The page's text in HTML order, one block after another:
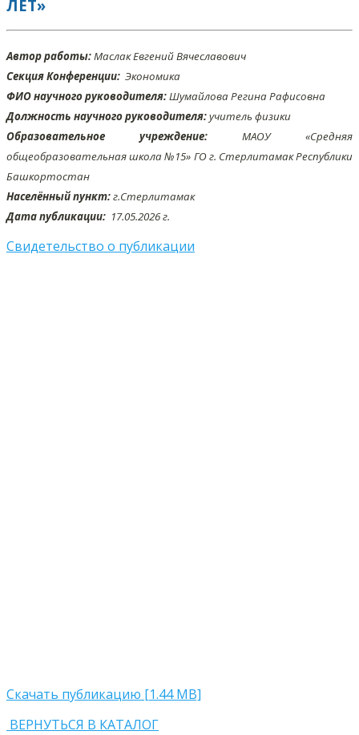
ЛЕТ»
Автор работы:Маслак Евгений Вячеславович
Секция Конференции: Экономика
ФИО научного руководителя:Шумайлова Регина Рафисовна
Должность научного руководителя:учитель физики
Образовательное учреждение: МАОУ «Средняя
общеобразовательная школа №15» ГО г. Стерлитамак Республики
Башкортостан
Населённый пункт:г.Стерлитамак
Дата публикации: 17.05.2026 г.
Свидетельство о публикации
Скачать публикацию [1.44 MB]
ВЕРНУТЬСЯ В КАТАЛОГ